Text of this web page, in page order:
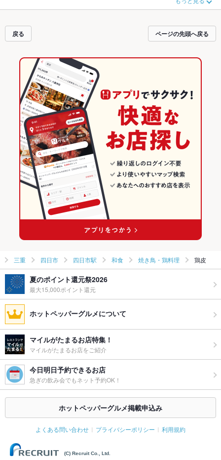
ッパーグルメなら、お得なクーポンはもちろん、こだわりメニューからあげ 、
手羽先、お茶漬けや季節のおすすめ料理など、お店の最新情報をご紹介してい
友達どうしの飲み会にも、会社の宴会にも、デートやパーティーにもお得に便
利にホットペッパーグルメをご利用ください。
戻る ページの先頭へ戻る
三重 四日市 四日市駅 和食 焼き鳥・鶏料理 鶏皮
夏のポイント還元祭2026
最大15,000ポイント還元
ホットペッパーグルメについて
マイルがたまるお店特集！
マイルがたまるお店をご紹介
今日明日予約できるお店
急ぎの飲み会でもネット予約OK！
ホットペッパーグルメ掲載申込み
よくある問い合わせ プライバシーポリシー 利用規約
(C) Recruit Co., Ltd.